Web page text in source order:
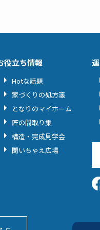
役立ち情報
Hotな話題
家づくりの処方箋
となりのマイホーム
匠の間取り集
構造・完成見学会
聞いちゃえ広場